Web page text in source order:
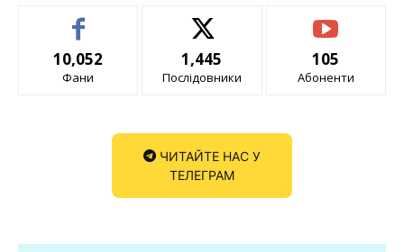
10,052
Фани
1,445
Послідовники
105
Абоненти
ЧИТАЙТЕ НАС У
ТЕЛЕГРАМ